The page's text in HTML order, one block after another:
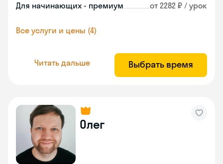
Для начинающих - премиум от 2282 ₽ / урок
Все услуги и цены (4)
Читать дальше Выбрать время
Олег